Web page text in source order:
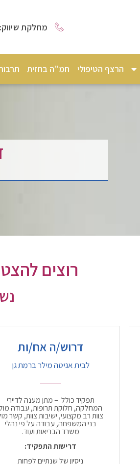
מחלקת שיווק: 074-7661454
הרצף הטיפולי חמ”ה בחזית
רוצים
דרוש/ה אח/ות
לבית אניטה מילר ברמת גן
תפקיד כולל – מתן מענה לדיירי
המחלקה, חלוקת תרופות, עבודה
צוות רב מקצועי, ישיבות צוות, קשר
בני המשפחה, עבודה על פי נהלי
משרד הבריאות ועוד.
דרישות התפקיד:
ניסיון של שנתיים לפחות